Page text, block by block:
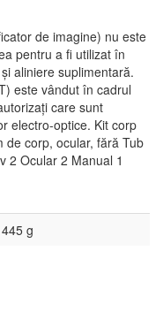
de imagine) nu este
pentru a fi utilizat în
aliniere suplimentară.
este vândut în cadrul
care sunt
electro-optice. Kit corp
de corp, ocular, fără Tub
2 Ocular 2 Manual 1
445 g